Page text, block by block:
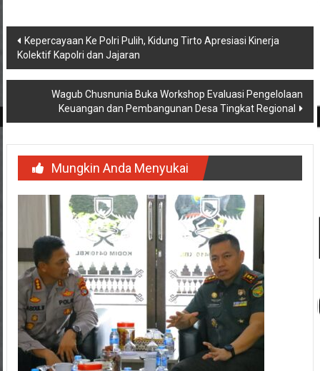
Navigasi
pos
Kepercayaan Ke Polri Pulih, Kidung Tirto Apresiasi Kinerja
Kolektif Kapolri dan Jajaran
Wagub Chusnunia Buka Workshop Evaluasi Pengelolaan
Keuangan dan Pembangunan Desa Tingkat Regional
Mungkin Anda Menyukai